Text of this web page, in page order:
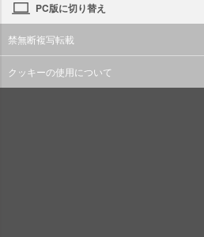
PC版に切り替え
禁無断複写転載
クッキーの使用について